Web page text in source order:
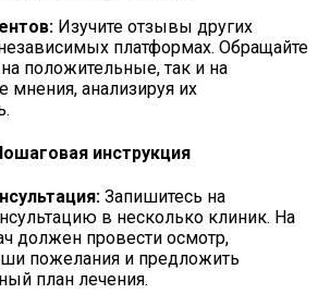
Изучите отзывы других
платформах. Обращайте
положительные, так и на
мнения, анализируя их
инструкция
Запишитесь на
в несколько клиник. На
должен провести осмотр,
пожелания и предложить
план лечения.